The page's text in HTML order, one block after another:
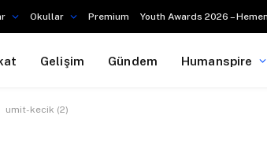
Okullar Premium Youth Awards 2026 –
Gelişim Gündem Humanspire
umit-kecik (2)